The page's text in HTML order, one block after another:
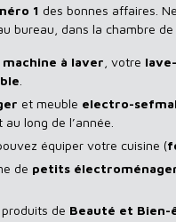
1 des bonnes affaires.
bureau, dans la chambre
machine à laver , votre
et meuble electro-
au long de l’année.
équiper votre cuisine (
de petits
de Beauté et Bien-